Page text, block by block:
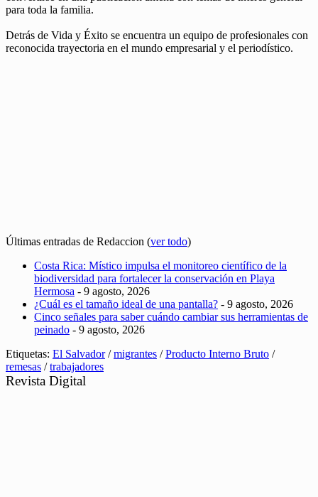
para toda la familia.
Detrás de Vida y Éxito se encuentra un equipo de profesionales con
reconocida trayectoria en el mundo empresarial y el periodístico.
Últimas entradas de Redaccion (ver todo)
Costa Rica: Místico impulsa el monitoreo científico de la
biodiversidad para fortalecer la conservación en Playa
Hermosa - 9 agosto, 2026
¿Cuál es el tamaño ideal de una pantalla? - 9 agosto, 2026
Cinco señales para saber cuándo cambiar sus herramientas de
peinado - 9 agosto, 2026
Etiquetas: El Salvador/migrantes /Producto Interno Bruto /
remesas /trabajadores
Revista Digital